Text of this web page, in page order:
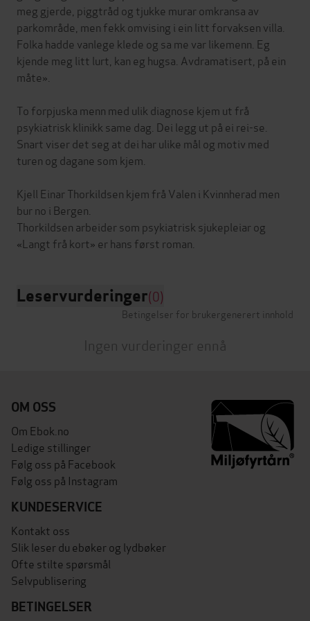
meg gjerde, piggtråd og tjukke murar omkransa av
parkområde, men fekk omvising i ein litt forvaksen villa.
Folka hadde vanlege klede og sa me var likemenn. Eg
kjende meg litt lurt, kan eg hugsa. Avdramatisert, på ein
måte».
To forpjuska menn med ulik diagnose kjem ut frå
psykiatrisk klinikk same dag. Dei legg ut på ei rei-se.
Snart viser det seg at dei har ulike mål og motiv med
turen og dagane som kjem.
Kjell Einar Thorkildsen kjem frå Valen i Kvinnherad men
bur no i Bergen.
Thorkildsen arbeider som psykiatrisk sjukepleiar og
Leservurderinger(0)
Betingelser for brukergenerert innhold
Ingen vurderinger ennå
OM OSS
Om Ebok.no
Ledige stillinger
Følg oss på Facebook
Følg oss på Instagram
KUNDESERVICE
Kontakt oss
Slik leser du ebøker og lydbøker
Ofte stilte spørsmål
Selvpublisering
BETINGELSER